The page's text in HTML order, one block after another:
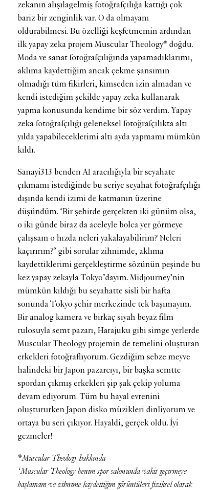
zekanın alışılagelmiş fotoğrafçılığa kattığı çok
bariz bir zenginlik var. O da olmayanı
oldurabilmesi. Bu özelliği keşfetmemin ardından
ilk yapay zeka projem Muscular Theology* doğdu.
Moda ve sanat fotoğrafçılığında yapamadıklarımı,
aklıma kaydettiğim ancak çekme şansımın
olmadığı tüm fikirleri, kimseden izin almadan ve
kendi istediğim şekilde yapay zeka kullanarak
yapma konusunda kendime bir söz verdim. Yapay
zeka fotoğrafçılığı geleneksel fotoğrafçılıkta altı
yılda yapabileceklerimi altı ayda yapmamı mümkün
kıldı.
Sanayi313 benden AI aracılığıyla bir seyahate
çıkmamı istediğinde bu seriye seyahat fotoğrafçılığı
dışında kendi izimi de katmanın üzerine
düşündüm. ‘Bir şehirde gerçekten iki günüm olsa,
o iki günde biraz da aceleyle bolca yer görmeye
çalışsam o hızda neleri yakalayabilirim? Neleri
kaçırırım?’ gibi sorular zihnimde, aklıma
kaydettiklerimi gerçekleştirme sözünün peşinde bu
kez yapay zekayla Tokyo’dayım. Midjourney’nin
mümkün kıldığı bu seyahatte sisli bir hafta
sonunda Tokyo şehir merkezinde tek başımayım.
Bir analog kamera ve birkaç siyah beyaz film
rulosuyla semt pazarı, Harajuku gibi simge yerlerde
Muscular Theology projemin de temelini oluşturan
erkekleri fotoğraflıyorum. Gezdiğim sebze meyve
halindeki bir Japon pazarcıyı, bir başka semtte
spordan çıkmış erkekleri şip şak çekip yoluma
devam ediyorum. Tüm bu hayal evrenini
oluştururken Japon disko müzikleri dinliyorum ve
ortaya bu seri çıkıyor. Hayaldi, gerçek oldu. İyi
gezmeler!
*Muscular Theology hakkında
‘Muscular Theology benim spor salonunda vakit geçirmeye
başlamam ve zihnime kaydettiğim görüntüleri fiziksel olarak